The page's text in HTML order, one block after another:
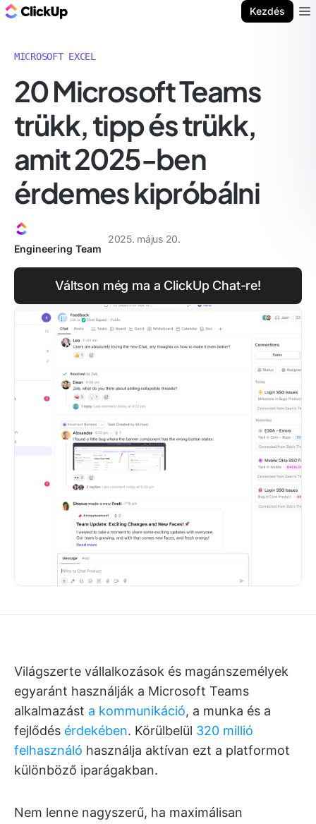
Kezdés
MICROSOFT EXCEL
20 Microsoft Teams
trükk, tipp és trükk,
amit 2025-ben
érdemes kipróbálni
Engineering Team
2025. május 20.
Váltson még ma a ClickUp Chat-re!
Világszerte vállalkozások és magánszemélyek
egyaránt használják a Microsoft Teams
alkalmazást a kommunikáció, a munka és a
fejlődés érdekében. Körülbelül 320 millió
felhasználó használja aktívan ezt a platformot
különböző iparágakban.
Nem lenne nagyszerű, ha maximálisan